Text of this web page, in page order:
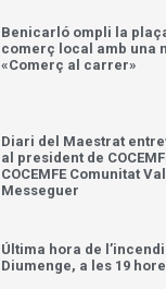
Benicarló ompli la
comerç local amb una
«Comerç al carrer»
Diari del Maestrat
al president de
COCEMFE Comunitat
Messeguer
Última hora de
Diumenge, a les 19